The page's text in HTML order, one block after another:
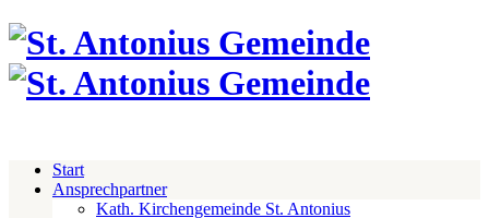
Start
Ansprechpartner
Kath. Kirchengemeinde St. Antonius